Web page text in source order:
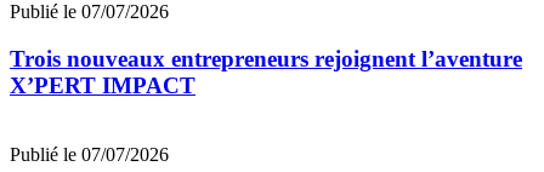
Publié le 07/07/2026
Trois nouveaux entrepreneurs rejoignent l’aventure
X’PERT IMPACT
Publié le 07/07/2026